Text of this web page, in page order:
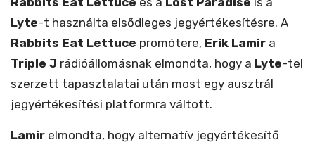
Lyte-t használta elsődleges jegyértékesítésre. A
Rabbits Eat Lettuce promótere, Erik Lamir a
Triple J rádióállomásnak elmondta, hogy a Lyte-tel
szerzett tapasztalatai után most egy ausztrál
jegyértékesítési platformra váltott.
Lamir elmondta, hogy alternatív jegyértékesítő